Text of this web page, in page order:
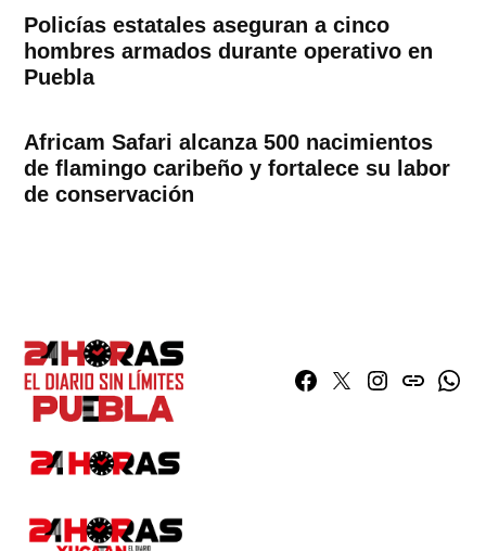
Policías estatales aseguran a cinco
hombres armados durante operativo en
Puebla
Africam Safari alcanza 500 nacimientos
de flamingo caribeño y fortalece su labor
de conservación
Facebook
TwitterInstagram
issuu